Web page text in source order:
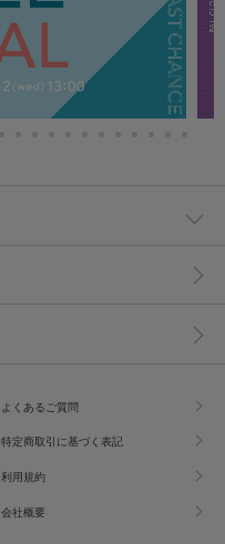
よくあるご質問
特定商取引に基づく表記
利用規約
会社概要